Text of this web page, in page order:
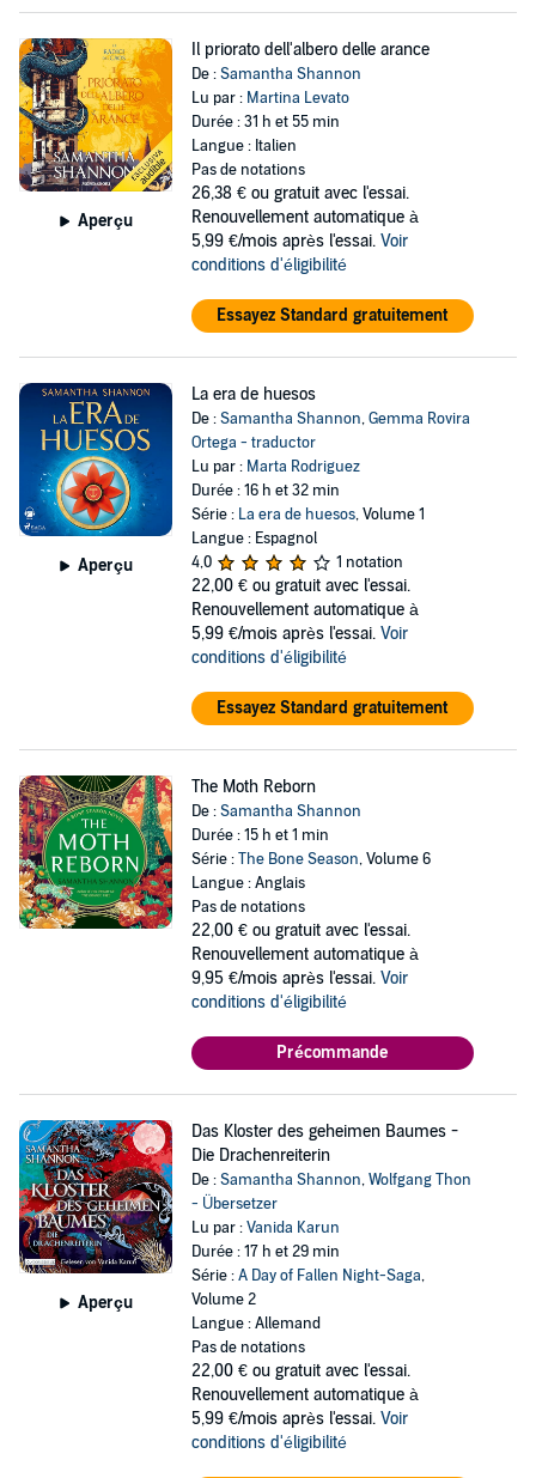
Aperçu
Il priorato dell'albero delle arance
De :Samantha Shannon
Lu par : Martina Levato
Durée : 31 h et 55 min
Langue : Italien
Pas de notations
26,38 € ou gratuit avec l'essai.
Renouvellement automatique à
5,99 €/mois après l'essai. Voir
conditions d'éligibilité
Essayez Standard gratuitement
Aperçu
La era de huesos
De :Samantha Shannon,Gemma Rovira
Ortega - traductor
Lu par : Marta Rodriguez
Durée : 16 h et 32 min
Série : La era de huesos, Volume 1
Langue : Espagnol
4,0
1 notation
22,00 € ou gratuit avec l'essai.
Renouvellement automatique à
5,99 €/mois après l'essai. Voir
conditions d'éligibilité
Essayez Standard gratuitement
The Moth Reborn
De :Samantha Shannon
Durée : 15 h et 1 min
Série :The Bone Season, Volume 6
Langue : Anglais
Pas de notations
22,00 € ou gratuit avec l'essai.
Renouvellement automatique à
9,95 €/mois après l'essai. Voir
conditions d'éligibilité
Précommande
Aperçu
Das Kloster des geheimen Baumes -
Die Drachenreiterin
De :Samantha Shannon,Wolfgang Thon
- Übersetzer
Lu par :Vanida Karun
Durée : 17 h et 29 min
Série :A Day of Fallen Night-Saga,
Volume 2
Langue : Allemand
Pas de notations
22,00 € ou gratuit avec l'essai.
Renouvellement automatique à
5,99 €/mois après l'essai. Voir
conditions d'éligibilité